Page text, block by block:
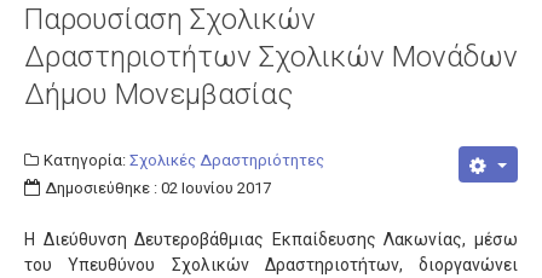
Παρουσίαση Σχολικών
Δραστηριοτήτων Σχολικών Μονάδων
Δήμου Μονεμβασίας
Κατηγορία: Σχολικές Δραστηριότητες
Δημοσιεύθηκε : 02 Ιουνίου 2017
Η Διεύθυνση Δευτεροβάθμιας Εκπαίδευσης Λακωνίας, μέσω
του Υπευθύνου Σχολικών Δραστηριοτήτων, διοργανώνει